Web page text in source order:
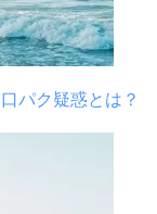
パク疑惑とは？